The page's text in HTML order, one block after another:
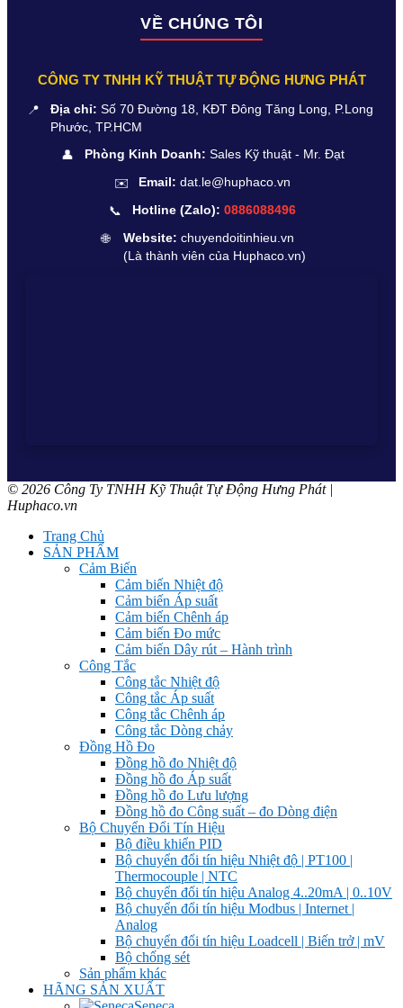
VỀ CHÚNG TÔI
CÔNG TY TNHH KỸ THUẬT TỰ ĐỘNG HƯNG PHÁT
📍 Địa chỉ: Số 70 Đường 18, KĐT Đông Tăng Long, P.Long
Phước, TP.HCM
👤 Phòng Kinh Doanh: Sales Kỹ thuật - Mr. Đạt
✉️ Email: dat.le@huphaco.vn
📞 Hotline (Zalo): 0886088496
🌐 Website: chuyendoitinhieu.vn
(Là thành viên của Huphaco.vn)
© 2026 Công Ty TNHH Kỹ Thuật Tự Động Hưng Phát |
Huphaco.vn
Trang Chủ
SẢN PHẨM
Cảm Biến
Cảm biến Nhiệt độ
Cảm biến Áp suất
Cảm biến Chênh áp
Cảm biến Đo mức
Cảm biến Dây rút – Hành trình
Công Tắc
Công tắc Nhiệt độ
Công tắc Áp suất
Công tắc Chênh áp
Công tắc Dòng chảy
Đồng Hồ Đo
Đồng hồ đo Nhiệt độ
Đồng hồ đo Áp suất
Đồng hồ đo Lưu lượng
Đồng hồ đo Công suất – đo Dòng điện
Bộ Chuyển Đổi Tín Hiệu
Bộ điều khiển PID
Bộ chuyển đổi tín hiệu Nhiệt độ | PT100 |
Thermocouple | NTC
Bộ chuyển đổi tín hiệu Analog 4..20mA | 0..10V
Bộ chuyển đổi tín hiệu Modbus | Internet |
Analog
Bộ chuyển đổi tín hiệu Loadcell | Biến trở | mV
Bộ chống sét
Sản phẩm khác
HÃNG SẢN XUẤT